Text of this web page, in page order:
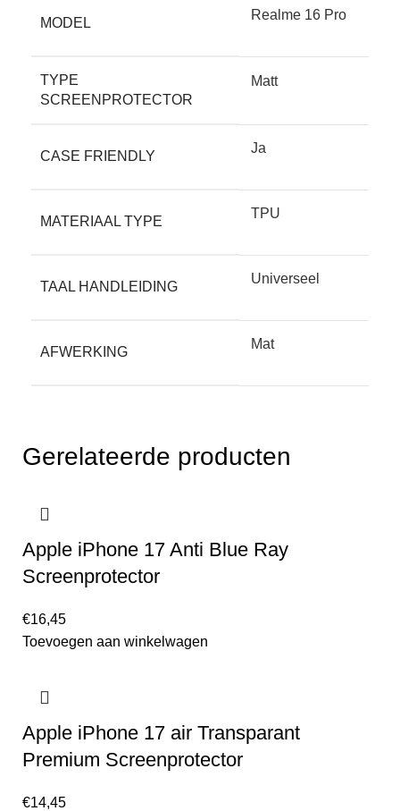
MODEL
Realme 16 Pro
TYPE
SCREENPROTECTOR
Matt
CASE FRIENDLY
Ja
MATERIAAL TYPE
TPU
TAAL HANDLEIDING
Universeel
AFWERKING
Mat
Gerelateerde producten
Apple iPhone 17 Anti Blue Ray
Screenprotector
€16,45
Toevoegen aan winkelwagen
Apple iPhone 17 air Transparant
Premium Screenprotector
€14,45